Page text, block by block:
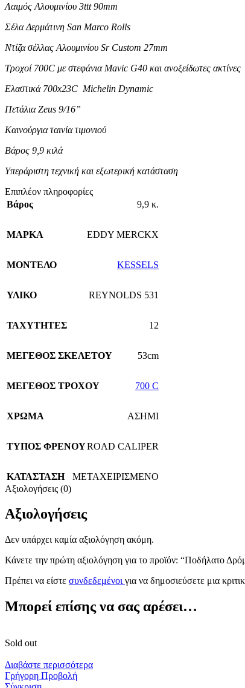
Λαιμός Αλουμινίου 3ttt 90mm
Σέλα Δερμάτινη San Marco Rolls
Ντίζα σέλλας Αλουμινίου Sr Custom 27mm
Τροχοί 700C με στεφάνια Mavic G40 και ανοξείδωτες ακτίνες
Ελαστικά 700x23C Michelin Dynamic
Πετάλια Zeus 9/16”
Καινούργια ταινία τιμονιού
Βάρος 9,9 κιλά
Υπεράριστη τεχνική και εξωτερική κατάσταση
Επιπλέον πληροφορίες
Βάρος
9,9 κ.
ΜΑΡΚΑ EDDY MERCKX
ΜΟΝΤΕΛΟ KESSELS
ΥΛΙΚΟ REYNOLDS 531
ΤΑΧΥΤΗΤΕΣ 12
ΜΕΓΕΘΟΣ ΣΚΕΛΕΤΟΥ 53cm
ΜΕΓΕΘΟΣ ΤΡΟΧΟΥ 700 C
ΧΡΩΜΑ ΑΣΗΜΙ
TΥΠΟΣ ΦΡΕΝΟΥROAD CALIPER
ΚΑΤΑΣΤΑΣΗ
ΜΕΤΑΧΕΙΡΙΣΜΕΝΟ
Αξιολογήσεις (0)
Αξιολογήσεις
Δεν υπάρχει καμία αξιολόγηση ακόμη.
Κάνετε την πρώτη αξιολόγηση για το προϊόν: “Ποδήλατο
Πρέπει να είστε συνδεδεμένοι για να δημοσιεύσετε μια
Μπορεί επίσης να σας αρέσει…
Sold out
Διαβάστε περισσότερα
Γρήγορη Προβολή